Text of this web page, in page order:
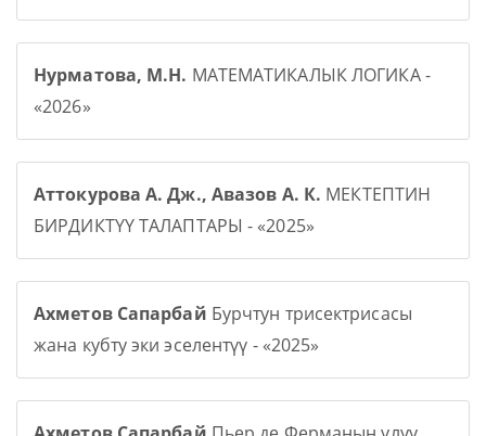
Нурматова, М.Н. МАТЕМАТИКАЛЫК ЛОГИКА -
«2026»
Аттокурова А. Дж., Авазов А. К. МЕКТЕПТИН
БИРДИКТҮҮ ТАЛАПТАРЫ - «2025»
Ахметов Сапарбай Бурчтун трисектрисасы
жана кубту эки эселентүү - «2025»